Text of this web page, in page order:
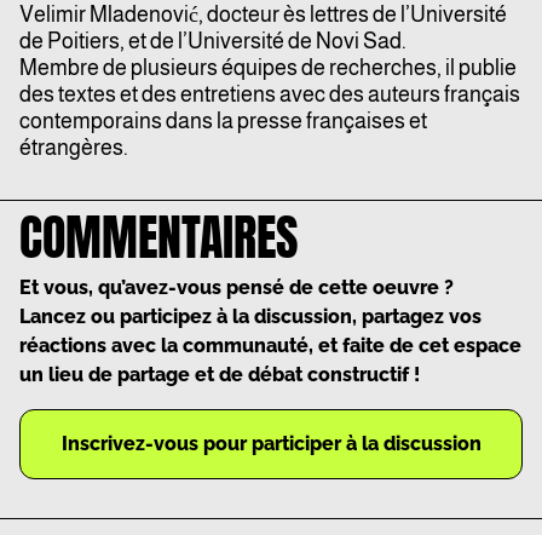
Velimir Mladenović, docteur ès lettres de l’Université
de Poitiers, et de l’Université de Novi Sad.
Membre de plusieurs équipes de recherches, il publie
des textes et des entretiens avec des auteurs français
contemporains dans la presse françaises et
étrangères.
COMMENTAIRES
Et vous, qu’avez-vous pensé de cette oeuvre ?
Lancez ou participez à la discussion, partagez vos
réactions avec la communauté, et faite de cet espace
un lieu de partage et de débat constructif !
Inscrivez-vous pour participer à la discussion